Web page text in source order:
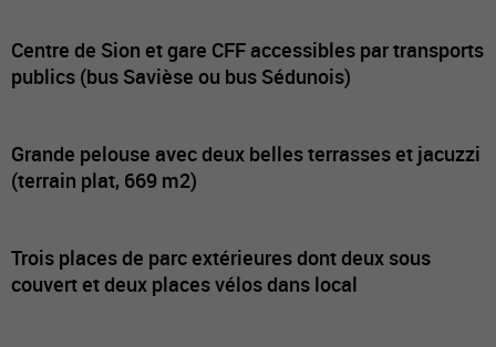
Centre de Sion et gare CFF accessibles par transports
publics (bus Savièse ou bus Sédunois)
Grande pelouse avec deux belles terrasses et jacuzzi
(terrain plat, 669 m2)
Trois places de parc extérieures dont deux sous
couvert et deux places vélos dans local